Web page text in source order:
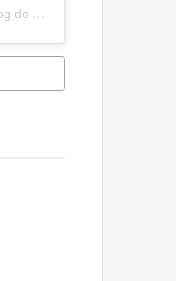
Uma publicação compartilhada por Blog do João Marcolino (@joaomarcolinoneto)